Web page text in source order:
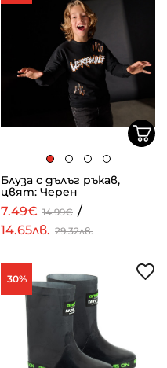
Блуза с дълъг ръкав,
цвят: Черен
7.49€ 14.99€ /
14.65лв. 29.32лв.
30%